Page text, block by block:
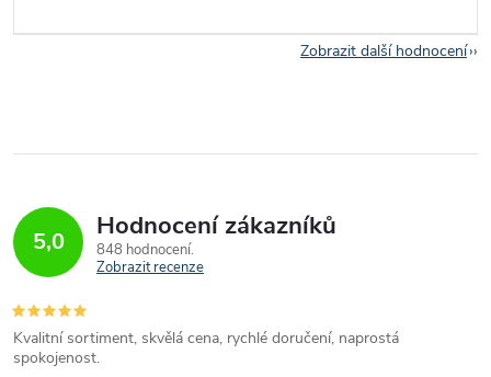
Zobrazit další hodnocení
5,0 Hodnocení zákazníků
848 hodnocení
Zobrazit recenze
Kvalitní sortiment, skvělá cena, rychlé doručení, naprostá
spokojenost.